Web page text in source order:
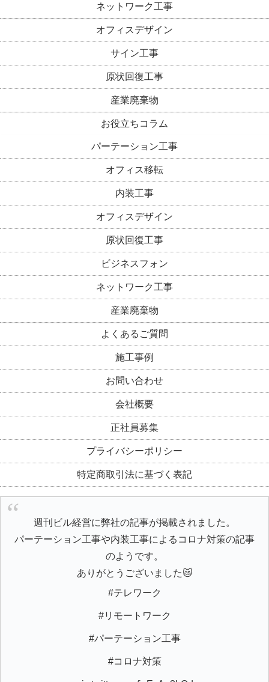
ネットワーク工事
オフィスデザイン
サイン工事
原状回復工事
産業廃棄物
お役立ちコラム
パーテーション工事
オフィス移転
内装工事
オフィスデザイン
原状回復工事
ビジネスフォン
ネットワーク工事
産業廃棄物
よくあるご質問
施工事例
お問い合わせ
会社概要
正社員募集
プライバシーポリシー
特定商取引法に基づく表記
週刊ビル経営に弊社の記事が掲載されました。
パーテーション工事や内装工事によるコロナ対策の記事
のようです。
ありがとうございました😿
#テレワーク
#リモートワーク
#パーテーション工事
#コロナ対策